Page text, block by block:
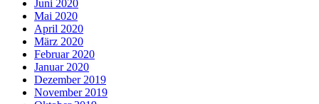
Juni 2020
Mai 2020
April 2020
März 2020
Februar 2020
Januar 2020
Dezember 2019
November 2019